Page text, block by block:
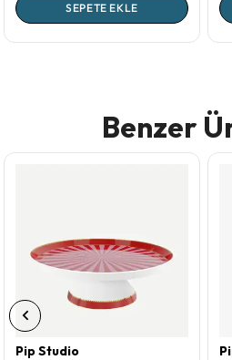
SEPETE EKLE
Benzer
Pip Studio